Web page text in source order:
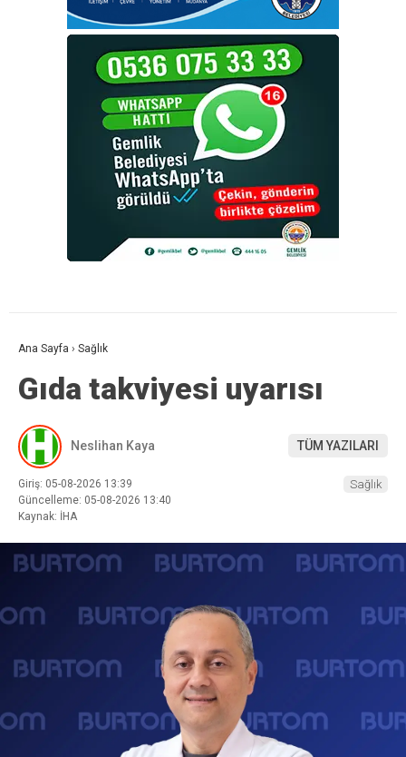
Ana Sayfa › Sağlık
Gıda takviyesi uyarısı
Neslihan Kaya TÜM YAZILARI
Giriş: 05-08-2026 13:39
Güncelleme: 05-08-2026 13:40
Kaynak: İHA
Sağlık